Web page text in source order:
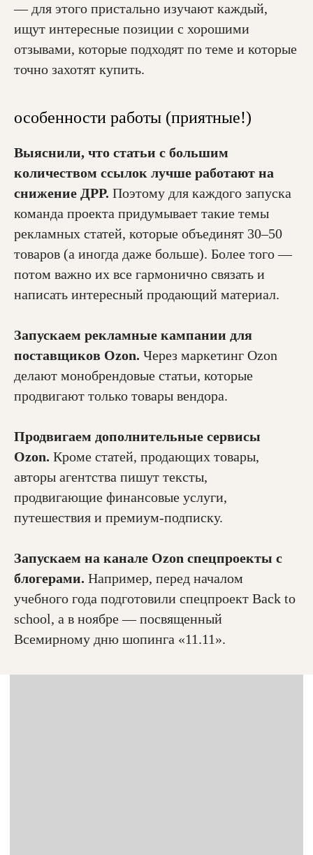
— для этого пристально изучают каждый,
ищут интересные позиции с хорошими
отзывами, которые подходят по теме и которые
точно захотят купить.
особенности работы (приятные!)
Выяснили, что статьи с большим
количеством ссылок лучше работают на
снижение ДРР. Поэтому для каждого запуска
команда проекта придумывает такие темы
рекламных статей, которые объединят 30–50
товаров (а иногда даже больше). Более того —
потом важно их все гармонично связать и
написать интересный продающий материал.
Запускаем рекламные кампании для
поставщиков Ozon. Через маркетинг Ozon
делают монобрендовые статьи, которые
продвигают только товары вендора.
Продвигаем дополнительные сервисы
Ozon. Кроме статей, продающих товары,
авторы агентства пишут тексты,
продвигающие финансовые услуги,
путешествия и премиум-подписку.
Запускаем на канале Ozon спецпроекты c
блогерами. Например, перед началом
учебного года подготовили спецпроект Back to
school, а в ноябре — посвященный
Всемирному дню шопинга «11.11».